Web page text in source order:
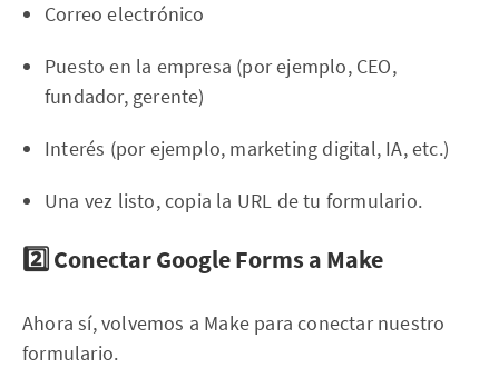
Correo electrónico
Puesto en la empresa (por ejemplo, CEO,
fundador, gerente)
Interés (por ejemplo, marketing digital, IA, etc.)
Una vez listo, copia la URL de tu formulario.
2️⃣ Conectar Google Forms a Make
Ahora sí, volvemos a Make para conectar nuestro
formulario.